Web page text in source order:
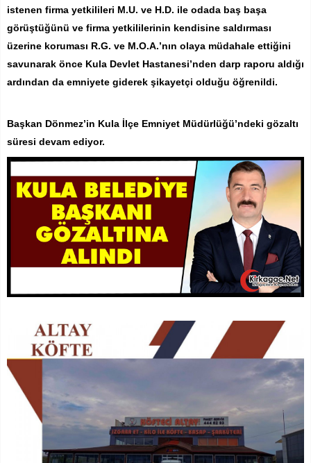
istenen firma yetkilileri M.U. ve H.D. ile odada baş başa
görüştüğünü ve firma yetkililerinin kendisine saldırması
üzerine koruması R.G. ve M.O.A.’nın olaya müdahale ettiğini
savunarak önce Kula Devlet Hastanesi’nden darp raporu aldığı
ardından da emniyete giderek şikayetçi olduğu öğrenildi.
Başkan Dönmez’in Kula İlçe Emniyet Müdürlüğü’ndeki gözaltı
süresi devam ediyor.